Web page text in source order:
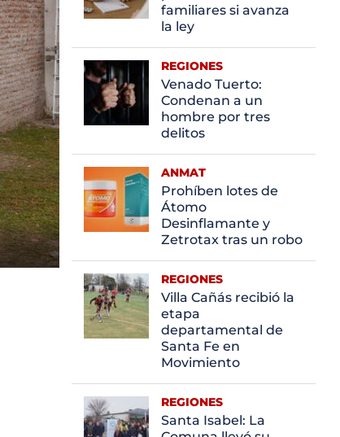
familiares si avanza
la ley
REGIONES
Venado Tuerto:
Condenan a un
hombre por tres
delitos
ANMAT
Prohíben lotes de
Átomo
Desinflamante y
Zetrotax tras un robo
REGIONES
Villa Cañás recibió la
etapa
departamental de
Santa Fe en
Movimiento
REGIONES
Santa Isabel: La